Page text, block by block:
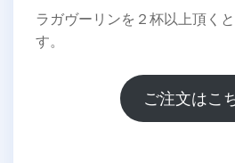
ラガヴーリンを２杯以上頂く
す。
ご注文はこ